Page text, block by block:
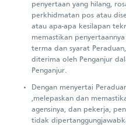
penyertaan yang hilang,
perkhidmatan pos atau
atau apa-apa kesilapan
memastikan
terma dan syarat
diterima oleh Penganjur
Penganjur.
Dengan menyertai
,melepaskan dan
agensinya, dan pekerja,
tidak